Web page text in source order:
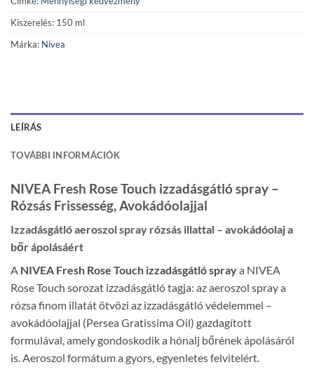
Kiszerelés: 150 ml
Márka: Nivea
LEÍRÁS
TOVÁBBI INFORMÁCIÓK
NIVEA Fresh Rose Touch izzadásgátló spray –
Rózsás Frissesség, Avokádóolajjal
Izzadásgátló aeroszol spray rózsás illattal – avokádóolaj a
bőr ápolásáért
A NIVEA Fresh Rose Touch izzadásgátló spraya NIVEA
Rose Touch sorozat izzadásgátló tagja: az aeroszol spray a
rózsa finom illatát ötvözi az izzadásgátló védelemmel –
avokádóolajjal (Persea Gratissima Oil) gazdagított
formulával, amely gondoskodik a hónalj bőrének ápolásáról
is. Aeroszol formátum a gyors, egyenletes felvitelért.